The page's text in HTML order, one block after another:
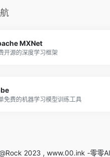
MXNet
开源的深度学习框架
免费的机器学习模型训练工具
2023 , www.00.ink -零零